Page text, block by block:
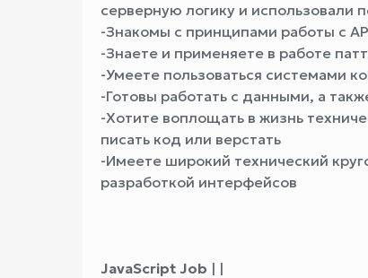
серверную логику и использовали
-Знакомы с принципами работы с
-Знаете и применяете в работе
-Умеете пользоваться системами
-Готовы работать с данными, а
-Хотите воплощать в жизнь
писать код или верстать
-Имеете широкий технический
разработкой интерфейсов
JavaScript Job | |